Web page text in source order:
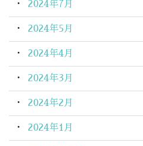
2024年7月
2024年5月
2024年4月
2024年3月
2024年2月
2024年1月